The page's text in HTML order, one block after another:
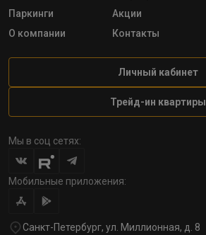
Паркинги
Акции
О компании
Контакты
Личный кабинет
Трейд-ин квартиры
Мы в соц сетях:
Мобильные приложения:
Санкт-Петербург, ул. Миллионная, д. 8